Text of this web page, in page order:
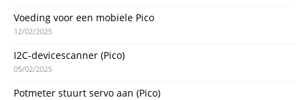
Voeding voor een mobiele Pico
12/02/2025
I2C-devicescanner (Pico)
05/02/2025
Potmeter stuurt servo aan (Pico)